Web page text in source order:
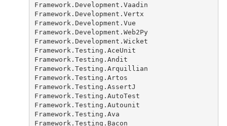
Framework.Development.Vaadin
Framework.Development.Vertx
Framework.Development.Vue
Framework.Development.Web2Py
Framework.Development.Wicket
Framework.Testing.AceUnit
Framework.Testing.Andit
Framework.Testing.Arquillian
Framework.Testing.Artos
Framework.Testing.AssertJ
Framework.Testing.AutoTest
Framework.Testing.Autounit
Framework.Testing.Ava
Framework.Testing.Bacon